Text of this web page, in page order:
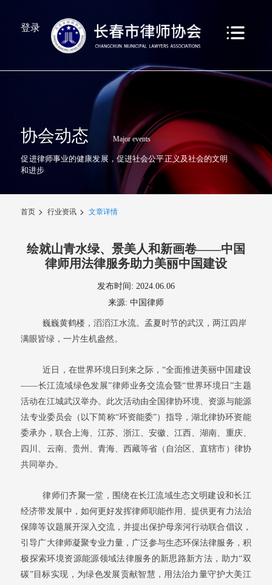
登录
协会动态 Major events
促进律师事业的健康发展，促进社会公平正义及社会的文明
和进步
首页 行业资讯 文章详情
绘就山青水绿、景美人和新画卷——中国
律师用法律服务助力美丽中国建设
发布时间: 2024.06.06
来源: 中国律师
巍巍黄鹤楼，滔滔江水流。孟夏时节的武汉，两江四岸
满眼皆绿，一片生机盎然。
近日，在世界环境日到来之际，“全面推进美丽中国建设
——长江流域绿色发展”律师业务交流会暨“世界环境日”主题
活动在江城武汉举办。此次活动由全国律协环境、资源与能源
法专业委员会（以下简称“环资能委”）指导，湖北律协环资能
委承办，联合上海、江苏、浙江、安徽、江西、湖南、重庆、
四川、云南、贵州、青海、西藏等省（自治区、直辖市）律协
共同举办。
律师们齐聚一堂，围绕在长江流域生态文明建设和长江
经济带发展中，如何更好发挥律师职能作用、提供更有力法治
保障等议题展开深入交流，并提出保护母亲河行动联合倡议，
引导广大律师凝聚专业力量，广泛参与生态环保法律服务，积
极探索环境资源能源领域法律服务的新思路新方法，助力“双
碳”目标实现，为绿色发展贡献智慧，用法治力量守护大美江